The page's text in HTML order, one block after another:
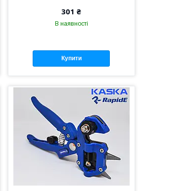
301 ₴
В наявності
Купити